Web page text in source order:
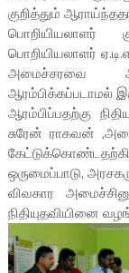
குறித்தும்
பொறியியலாளர்
பொறியியலாளர்
அமைச்சரவை
ஆரம்பிக்கப்படாமல்
ஆரம்பிப்பதற்கு
சுரேன் ராகவன்
ஒருமைப்பாடு,
விவகார
நிதியுதவியினை